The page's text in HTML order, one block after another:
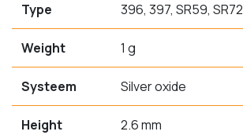
Type 396, 397, SR59, SR72
Weight 1 g
Systeem Silver oxide
Height 2.6 mm